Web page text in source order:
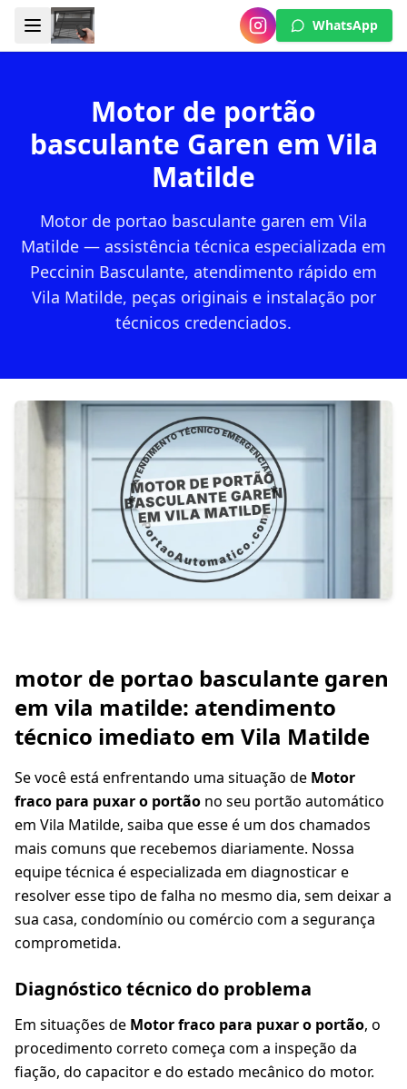
WhatsApp
Motor de portão
basculante Garen em Vila
Matilde
Motor de portao basculante garen em Vila
Matilde — assistência técnica especializada em
Peccinin Basculante, atendimento rápido em
Vila Matilde, peças originais e instalação por
técnicos credenciados.
motor de portao basculante garen
em vila matilde: atendimento
técnico imediato em Vila Matilde
Se você está enfrentando uma situação de Motor
fraco para puxar o portão no seu portão automático
em Vila Matilde, saiba que esse é um dos chamados
mais comuns que recebemos diariamente. Nossa
equipe técnica é especializada em diagnosticar e
resolver esse tipo de falha no mesmo dia, sem deixar a
sua casa, condomínio ou comércio com a segurança
comprometida.
Diagnóstico técnico do problema
Em situações de Motor fraco para puxar o portão, o
procedimento correto começa com a inspeção da
fiação, do capacitor e do estado mecânico do motor.